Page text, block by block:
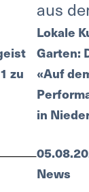
zu
aus
Lokale
Garten:
«Auf
in
News